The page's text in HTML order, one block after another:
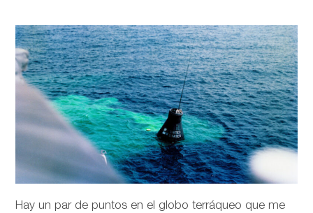
Hay un par de puntos en el globo terráqueo que me